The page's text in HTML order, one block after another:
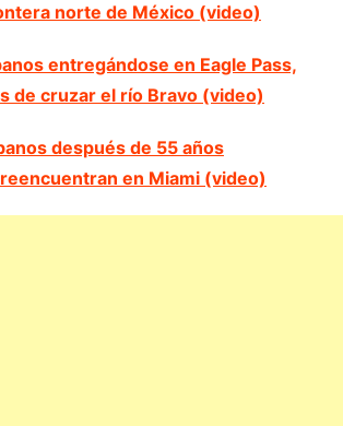
norte de México (video)
entregándose en Eagle Pass,
de cruzar el río Bravo (video)
después de 55 años
en Miami (video)